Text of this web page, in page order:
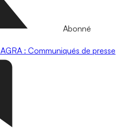
Abonné
AGRA : Communiqués de presse